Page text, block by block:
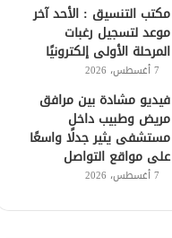
مكتب التنسيق : الأحد آخر
موعد لتسجيل رغبات
المرحلة الأولى إلكترونيًا
7 أغسطس، 2026
فيديو مشادة بين مرافق
مريض وطبيب داخل
مستشفى يثير جدلًا واسعًا
على مواقع التواصل
7 أغسطس، 2026